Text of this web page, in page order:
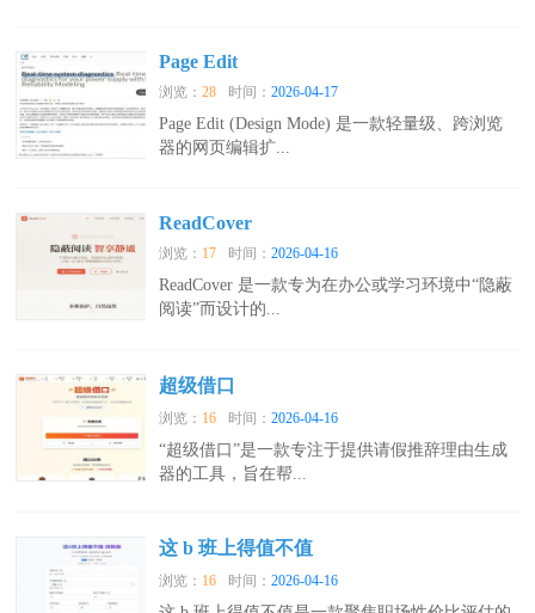
Page Edit
浏览：28 时间：2026-04-17
Page Edit (Design Mode) 是一款轻量级、跨浏览
器的网页编辑扩...
ReadCover
浏览： 17 时间：2026-04-16
ReadCover 是一款专为在办公或学习环境中“隐蔽
阅读”而设计的...
超级借口
浏览： 16 时间：2026-04-16
“超级借口”是一款专注于提供请假推辞理由生成
器的工具，旨在帮...
这 b 班上得值不值
浏览： 16 时间：2026-04-16